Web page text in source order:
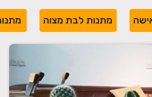
מתנות לבת מצוה